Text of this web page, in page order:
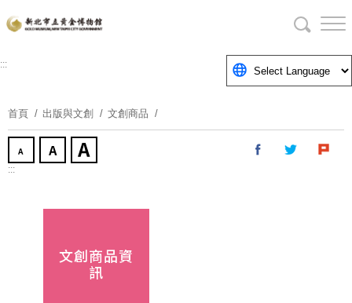
到
要
塊
:::
首頁 出版與文創 文創商品
:::
文創商品資
訊